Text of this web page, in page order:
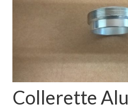
Nous situer
Collerette Alu